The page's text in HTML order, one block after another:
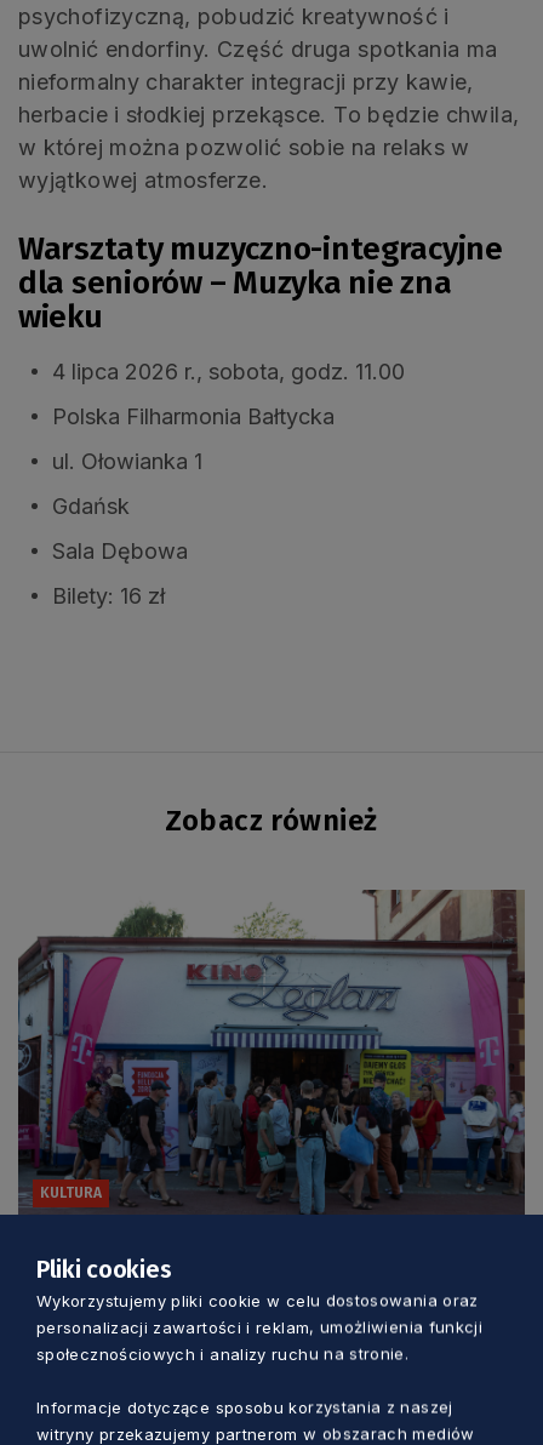
psychofizyczną, pobudzić kreatywność i
uwolnić endorfiny. Część druga spotkania ma
nieformalny charakter integracji przy kawie,
herbacie i słodkiej przekąsce. To będzie chwila,
w której można pozwolić sobie na relaks w
wyjątkowej atmosferze.
Warsztaty muzyczno-integracyjne
dla seniorów – Muzyka nie zna
wieku
4 lipca 2026 r., sobota, godz. 11.00
Polska Filharmonia Bałtycka
ul. Ołowianka 1
Gdańsk
Sala Dębowa
Bilety: 16 zł
Zobacz również
KULTURA
Trzy dni kina, rozmów i spotkań nad
morzem. Wyjątkowy festiwal w Jastarni
Marcin Szumny 1 dzień temu
Pliki cookies
Wykorzystujemy pliki cookie w celu dostosowania oraz
personalizacji zawartości i reklam, umożliwienia funkcji
społecznościowych i analizy ruchu na stronie.
Informacje dotyczące sposobu korzystania z naszej
witryny przekazujemy partnerom w obszarach mediów